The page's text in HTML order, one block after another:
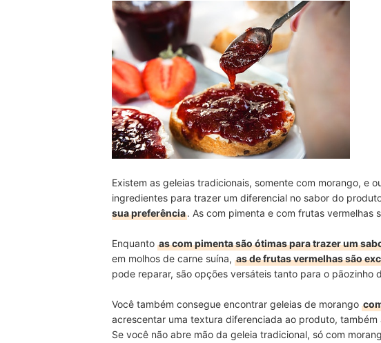
Existem as geleias tradicionais, somente com morango, e
ingredientes para trazer um diferencial no sabor do
sua preferência. As com pimenta e com frutas vermelhas
Enquanto as com pimenta são ótimas para trazer um
em molhos de carne suína, as de frutas vermelhas são
pode reparar, são opções versáteis tanto para o pãozinho
Você também consegue encontrar geleias de morango
acrescentar uma textura diferenciada ao produto,
Se você não abre mão da geleia tradicional, só com